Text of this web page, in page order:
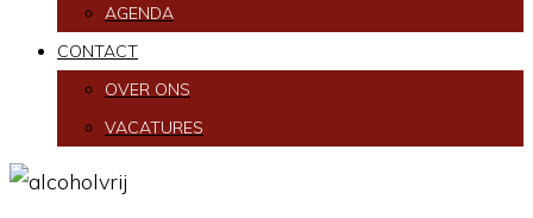
AGENDA
CONTACT
OVER ONS
VACATURES